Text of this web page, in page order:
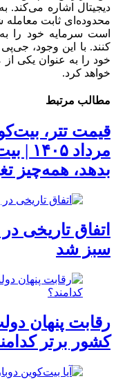
دیجیتال اشاره می‌کند.
محدوده‌ای ثابت
است سرمایه خود را
کنند. با این وجود،
خود را به ‌عنوان یکی
خواهد کرد.
مطالب مرتبط
بدهد، همه‌چیز
اتفاق تاریخی
سبز شد
کشور برتر